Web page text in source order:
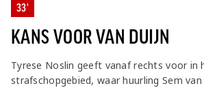
33'
KANS VOOR VAN DUIJN
Tyrese Noslin geeft vanaf rechts voor in
strafschopgebied, waar huurling Sem